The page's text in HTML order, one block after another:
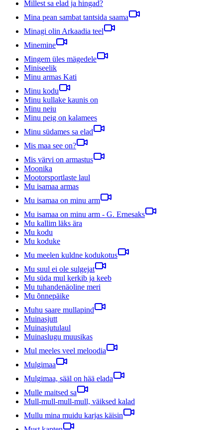
Millest sa elad ja hingad?
Mina pean sambat tantsida saama
Minagi olin Arkaadia teel
Minemine
Mingem üles mägedele
Miniseelik
Minu armas Kati
Minu kodu
Minu kullake kaunis on
Minu neiu
Minu peig on kalamees
Minu südames sa elad
Mis maa see on?
Mis värvi on armastus
Moonika
Mootorsportlaste laul
Mu isamaa armas
Mu isamaa on minu arm
Mu isamaa on minu arm - G. Ernesaks
Mu kallim läks ära
Mu kodu
Mu koduke
Mu meelen kuldne kodukotus
Mu suul ei ole sulgejat
Mu süda mul kerkib ja keeb
Mu tuhandenäoline meri
Mu õnnepäike
Muhu saare mullapind
Muinasjutt
Muinasjutulaul
Muinaslugu muusikas
Mul meeles veel meloodia
Mulgimaa
Mulgimaa, sääl on hää elada
Mulle maitsed sa
Mull-mull-mull-mull, väiksed kalad
Mullu mina muidu karjas käisin